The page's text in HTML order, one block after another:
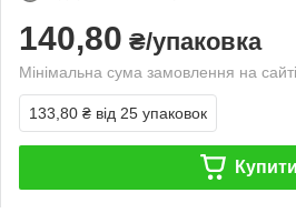
140,80 ₴/упаковка
Мінімальна сума замовлення на
133,80 ₴ від 25 упаковок
Купити